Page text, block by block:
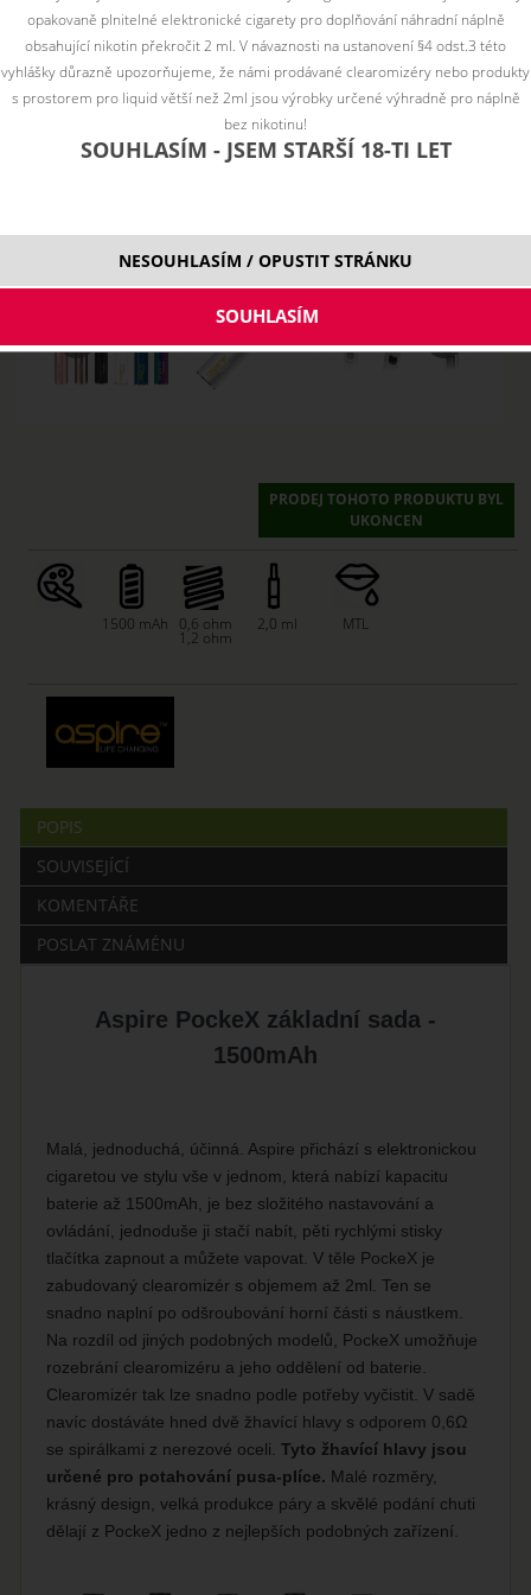
PRODEJ TOHOTO PRODUKTU BYL
UKONCEN
1500 mAh 0,6 ohm
1,2 ohm
2,0 ml MTL
POPIS
SOUVISEJÍCÍ
KOMENTÁŘE
POSLAT ZNÁMÉNU
Aspire PockeX základní sada -
1500mAh
Malá, jednoduchá, účinná. Aspire přichází s elektronickou
cigaretou ve stylu vše v jednom, která nabízí kapacitu
baterie až 1500mAh, je bez složitého nastavování a
ovládání, jednoduše ji stačí nabít, pěti rychlými stisky
tlačítka zapnout a můžete vapovat. V těle PockeX je
zabudovaný clearomizér s objemem až 2ml. Ten se
snadno naplní po odšroubování horní části s náustkem.
Na rozdíl od jiných podobných modelů, PockeX umožňuje
rozebrání clearomizéru a jeho oddělení od baterie.
Clearomizér tak lze snadno podle potřeby vyčistit. V sadě
navíc dostáváte hned dvě žhavící hlavy s odporem 0,6Ω
se spirálkami z nerezové oceli.Tyto žhavící hlavy jsou
určené pro potahování pusa-plíce. Malé rozměry,
krásný design, velká produkce páry a skvělé podání chuti
dělají z PockeX jedno z nejlepších podobných zařízení.
opakovaně plnitelné elektronické cigarety pro doplňování náhradní náplně
obsahující nikotin překročit 2 ml. V návaznosti na ustanovení §4 odst.3 této
vyhlášky důrazně upozorňujeme, že námi prodávané clearomizéry nebo produkty
s prostorem pro liquid větší než 2ml jsou výrobky určené výhradně pro náplně
bez nikotinu!
SOUHLASÍM - JSEM STARŠÍ 18-TI LET
NESOUHLASÍM / OPUSTIT STRÁNKU